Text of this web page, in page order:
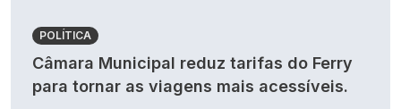
POLÍTICA
Câmara Municipal reduz tarifas do Ferry
para tornar as viagens mais acessíveis.